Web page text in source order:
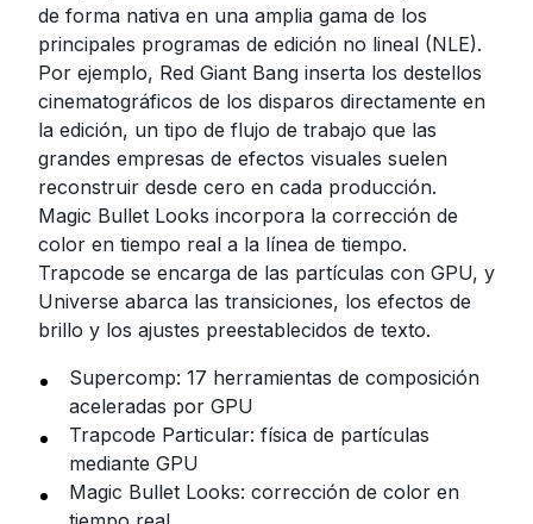
de forma nativa en una amplia gama de los
principales programas de edición no lineal (NLE).
Por ejemplo, Red Giant Bang inserta los destellos
cinematográficos de los disparos directamente en
la edición, un tipo de flujo de trabajo que las
grandes empresas de efectos visuales suelen
reconstruir desde cero en cada producción.
Magic Bullet Looks incorpora la corrección de
color en tiempo real a la línea de tiempo.
Trapcode se encarga de las partículas con GPU, y
Universe abarca las transiciones, los efectos de
brillo y los ajustes preestablecidos de texto.
Supercomp: 17 herramientas de composición
aceleradas por GPU
Trapcode Particular: física de partículas
mediante GPU
Magic Bullet Looks: corrección de color en